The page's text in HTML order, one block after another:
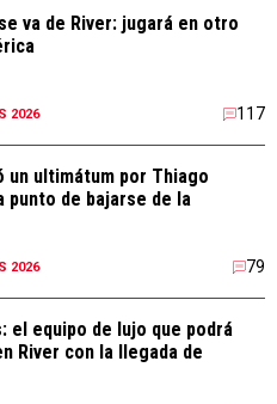
va de River: jugará en otro
2026 117
un ultimátum por Thiago
punto de bajarse de la
2026 79
el equipo de lujo que podrá
River con la llegada de